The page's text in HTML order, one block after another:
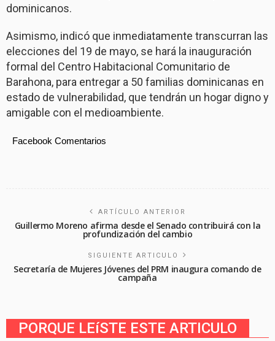
dominicanos.
Asimismo, indicó que inmediatamente transcurran las
elecciones del 19 de mayo, se hará la inauguración
formal del Centro Habitacional Comunitario de
Barahona, para entregar a 50 familias dominicanas en
estado de vulnerabilidad, que tendrán un hogar digno y
amigable con el medioambiente.
Facebook Comentarios
ARTÍCULO ANTERIOR
Guillermo Moreno afirma desde el Senado contribuirá con la
profundización del cambio
SIGUIENTE ARTICULO
Secretaría de Mujeres Jóvenes del PRM inaugura comando de
campaña
PORQUE LEíSTE ESTE ARTICULO